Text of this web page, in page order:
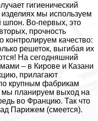
гигиенический
мы используем
шпон. Во-первых, это
прочность
контролируем качество:
решеток, выгибая их
На сегодняшний
– в Кирове и Казани
прилагают
крупным фабрикам
планируем выход на
во Францию. Так что
Парижем (смеется).